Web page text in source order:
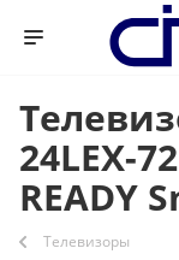
24LEX-
READY
Телевизоры